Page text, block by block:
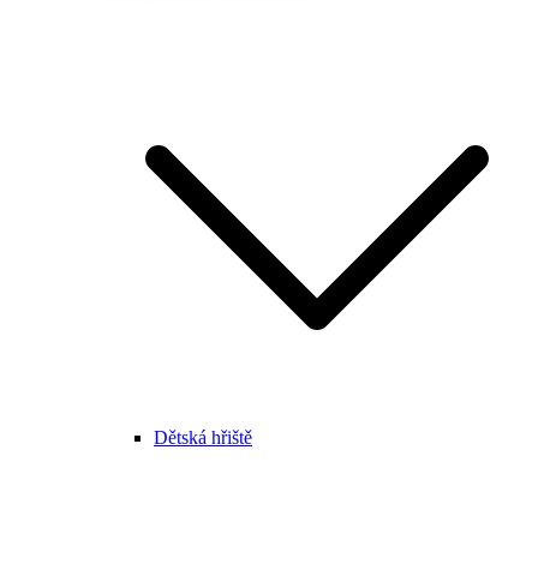
Dětská hřiště